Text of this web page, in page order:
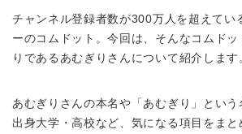
チャンネル登録者数が300万人を超えてい
ーのコムドット。今回は、そんなコムドッ
りであるあむぎりさんについて紹介します
あむぎりさんの本名や「あむぎり」という
出身大学・高校など、気になる項目をまと